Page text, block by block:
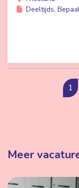
Deeltijds,
1
Meer